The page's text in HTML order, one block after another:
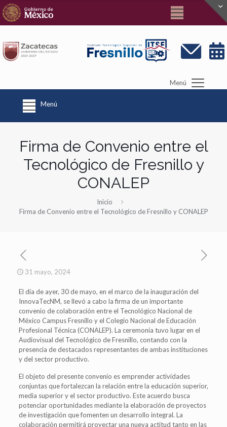
Menú
Menú
Firma de Convenio entre el
Tecnológico de Fresnillo y
CONALEP
Inicio
Firma de Convenio entre el Tecnológico de Fresnillo y CONALEP
31 mayo, 2024
El día de ayer, 30 de mayo, en el marco de la inauguración del
InnovaTecNM, se llevó a cabo la firma de un importante
convenio de colaboración entre el Tecnológico Nacional de
México Campus Fresnillo y el Colegio Nacional de Educación
Profesional Técnica (CONALEP). La ceremonia tuvo lugar en el
Audiovisual del Tecnológico de Fresnillo, contando con la
presencia de destacados representantes de ambas instituciones
y del sector productivo.
El objeto del presente convenio es emprender actividades
conjuntas que fortalezcan la relación entre la educación superior,
media superior y el sector productivo. Este acuerdo busca
potenciar oportunidades mediante la elaboración de proyectos
de investigación que fomenten un desarrollo integral. La
colaboración permitirá proyectar una nueva actitud tanto en las